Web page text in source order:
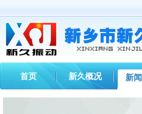
首页 新久概况 新